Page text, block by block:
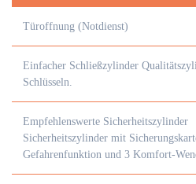
Türoffnung (Notdienst)
Einfacher Schließzylinder
Schlüsseln.
Empfehlenswerte Sicherheitszylinder
Sicherheitszylinder mit
Gefahrenfunktion und 3 Komfort-